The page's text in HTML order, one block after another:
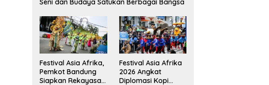
Seni dan Budaya Satukan Berbagai Bangsa
Festival Asia Afrika,
Pemkot Bandung
Siapkan Rekayasa
Festival Asia Afrika
2026 Angkat
Diplomasi Kopi